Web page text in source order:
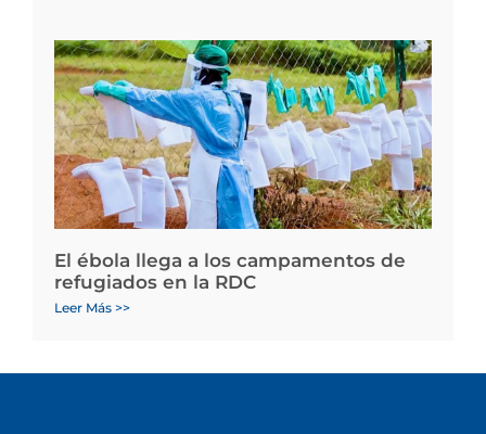
El ébola llega a los campamentos de
refugiados en la RDC
Leer Más >>